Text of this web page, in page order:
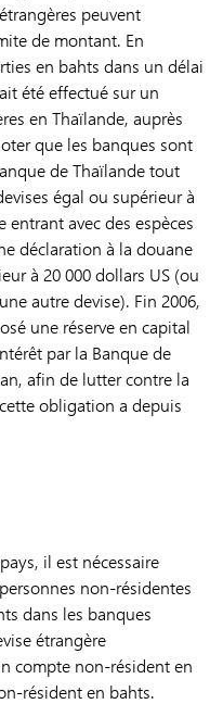
peuvent
de montant. En
en bahts dans un délai
été effectué sur un
en Thaïlande, auprès
que les banques sont
de Thaïlande tout
égal ou supérieur à
entrant avec des espèces
déclaration à la douane
à 20 000 dollars US (ou
autre devise). Fin 2006,
une réserve en capital
par la Banque de
afin de lutter contre la
obligation a depuis
il est nécessaire
non-résidentes
dans les banques
étrangère
compte non-résident en
résident en bahts.